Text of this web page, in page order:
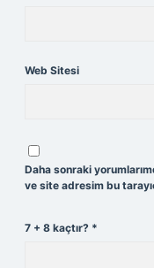
Web Sitesi
Daha sonraki
ve site adresim bu
7 + 8 kaçtır? *